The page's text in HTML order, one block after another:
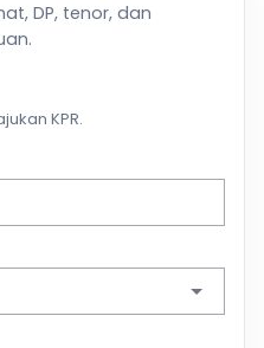
DP, tenor, dan
KPR.